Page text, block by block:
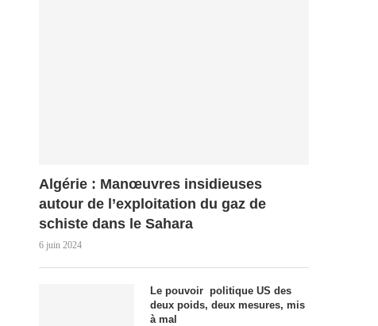
Algérie : Manœuvres insidieuses
autour de l’exploitation du gaz de
schiste dans le Sahara
6 juin 2024
Le pouvoir politique US des
deux poids, deux mesures, mis
à mal